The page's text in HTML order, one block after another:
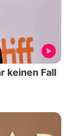
keinen Fall